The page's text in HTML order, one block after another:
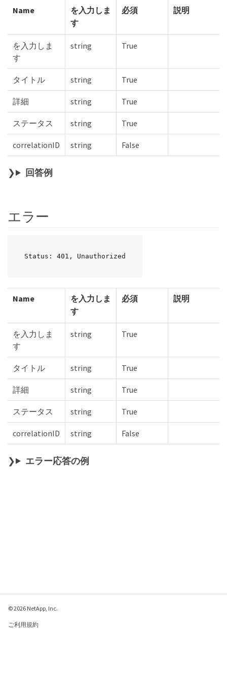
Name
を入力しま
す
必須 説明
を入力しま
す
string True
タイトル string True
詳細 string True
ステータス string True
correlationID string False
回答例
エラー
Status: 401, Unauthorized
Name
を入力しま
す
必須 説明
を入力しま
す
string True
タイトル string True
詳細 string True
ステータス string True
correlationID string False
エラー応答の例
© 2026 NetApp, Inc.
ご利用規約